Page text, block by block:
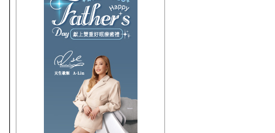
【Next】
(聯播)夜貓DJ-Dennis
【HitFm正在進行】
(聯播)
夜貓DJ-Dennis
(聯播)夜貓DJ-Dennis